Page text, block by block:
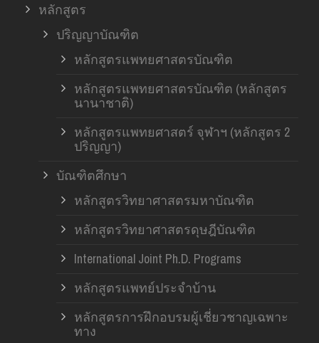
หลักสูตร
ปริญญาบัณฑิต
หลักสูตรแพทยศาสตรบัณฑิต
หลักสูตรแพทยศาสตรบัณฑิต (หลักสูตร
นานาชาติ)
หลักสูตรแพทยศาสตร์ จุฬาฯ (หลักสูตร 2
ปริญญา)
บัณฑิตศึกษา
หลักสูตรวิทยาศาสตรมหาบัณฑิต
หลักสูตรวิทยาศาสตรดุษฎีบัณฑิต
International Joint Ph.D. Programs
หลักสูตรแพทย์ประจำบ้าน
หลักสูตรการฝึกอบรมผู้เชี่ยวชาญเฉพาะ
ทาง